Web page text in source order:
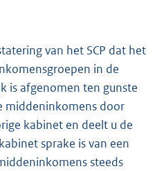
van het SCP dat het
in de
is afgenomen ten gunste
middeninkomens door
kabinet en deelt u de
sprake is van een
steeds